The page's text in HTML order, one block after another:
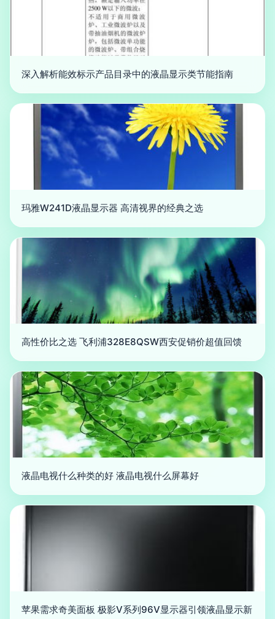
深入解析能效标示产品目录中的液晶显示类节能指南
玛雅W241D液晶显示器 高清视界的经典之选
高性价比之选 飞利浦328E8QSW西安促销价超值回馈
液晶电视什么种类的好 液晶电视什么屏幕好
苹果需求奇美面板 极影V系列96V显示器引领液晶显示新